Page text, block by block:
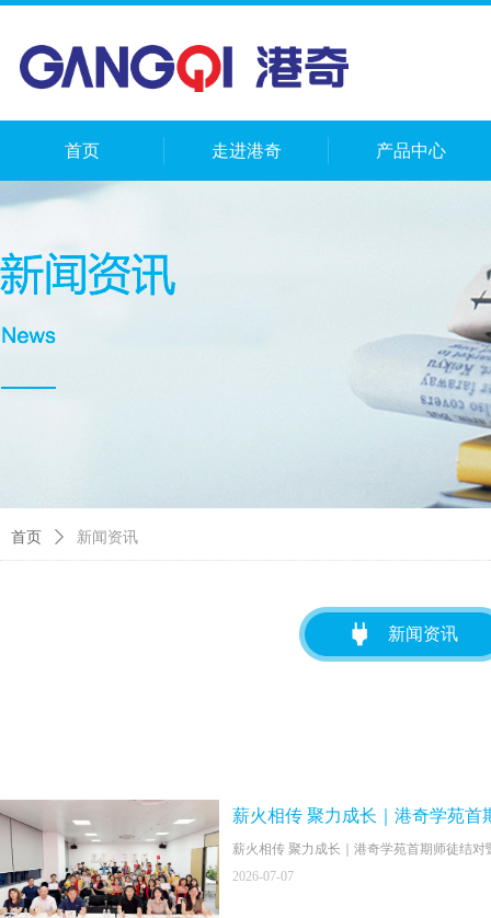
首页 走进港奇 产品中心
新闻资讯
薪火相传 聚力成长｜港奇学苑
薪火相传 聚力成长｜港奇学苑首期师徒结
2026-07-07
首页 ꄲ 新闻资讯